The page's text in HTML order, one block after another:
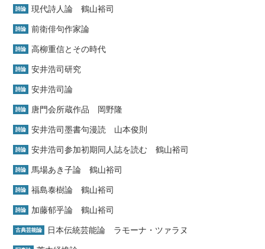
詩論 現代詩人論 鶴山裕司
詩論 前衛俳句作家論
詩論 高柳重信とその時代
詩論 安井浩司研究
詩論 安井浩司論
詩論 唐門会所蔵作品 岡野隆
詩論 安井浩司墨書句漫読 山本俊則
詩論 安井浩司参加初期同人誌を読む 鶴山裕司
詩論 馬場あき子論 鶴山裕司
詩論 福島泰樹論 鶴山裕司
詩論 加藤郁乎論 鶴山裕司
古典芸能論 日本伝統芸能論 ラモーナ・ツァラヌ